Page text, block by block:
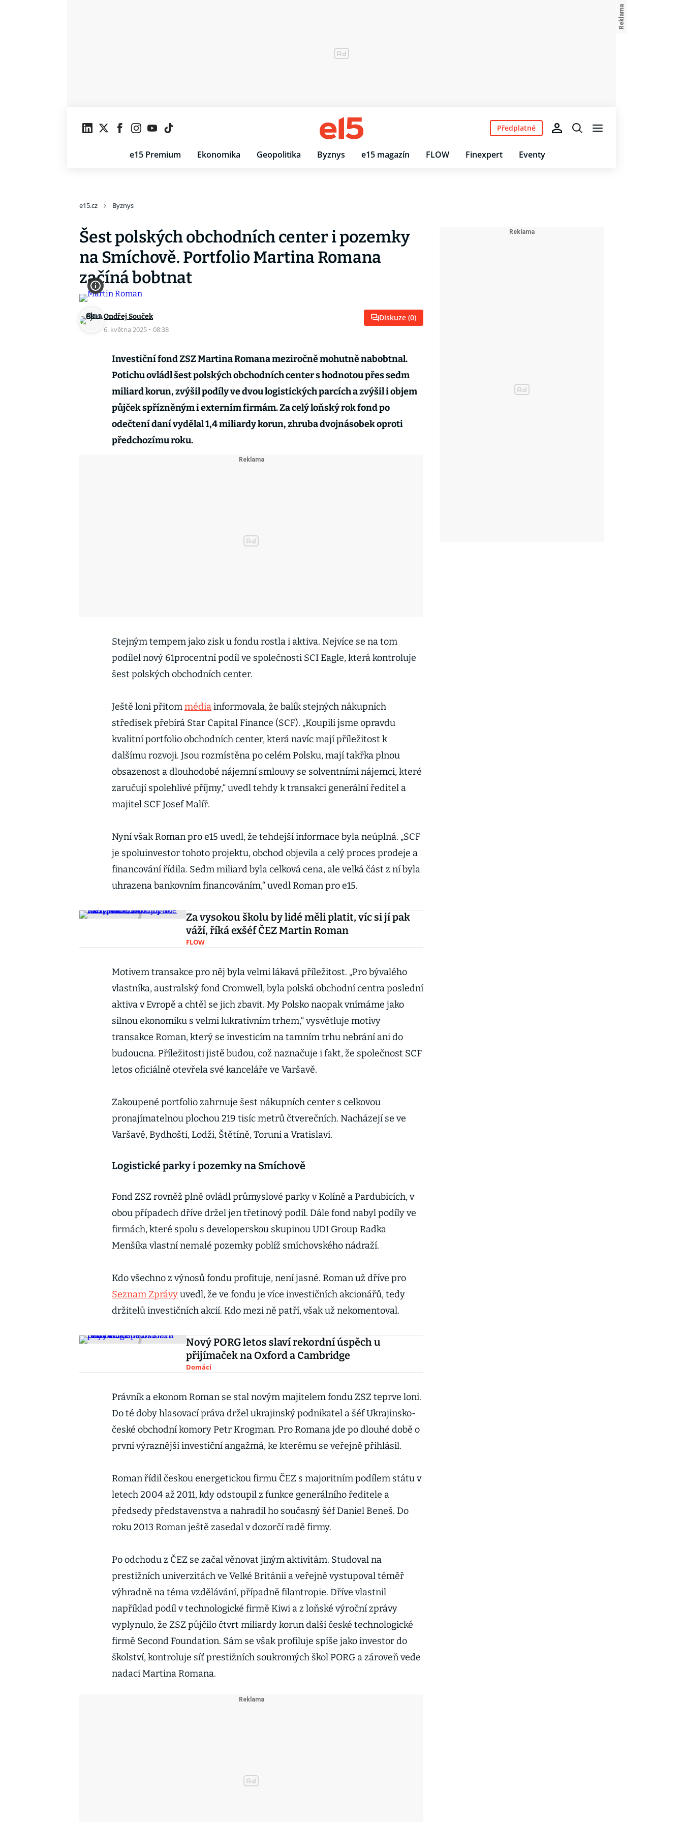
e15 Premium Ekonomika Geopolitika Byznys e15 magazín FLOW Finexpert Eventy
Předplatné
e15.cz Byznys
Šest polských obchodních center i pozemky
na Smíchově. Portfolio Martina Romana
začíná bobtnat
Ondřej Souček
6. května 2025 · 08:38
Diskuze (0)
Investiční fond ZSZ Martina Romana meziročně mohutně nabobtnal.
Potichu ovládl šest polských obchodních center s hodnotou přes sedm
miliard korun, zvýšil podíly ve dvou logistických parcích a zvýšil i objem
půjček spřízněným i externím firmám. Za celý loňský rok fond po
odečtení daní vydělal 1,4 miliardy korun, zhruba dvojnásobek oproti
předchozímu roku.
Stejným tempem jako zisk u fondu rostla i aktiva. Nejvíce se na tom
podílel nový 61procentní podíl ve společnosti SCI Eagle, která kontroluje
šest polských obchodních center.
Ještě loni přitommédiainformovala, že balík stejných nákupních
středisek přebírá Star Capital Finance (SCF). „Koupili jsme opravdu
kvalitní portfolio obchodních center, která navíc mají příležitost k
dalšímu rozvoji. Jsou rozmístěna po celém Polsku, mají takřka plnou
obsazenost a dlouhodobé nájemní smlouvy se solventními nájemci, které
zaručují spolehlivé příjmy,“ uvedl tehdy k transakci generální ředitel a
majitel SCF Josef Malíř.
Nyní však Roman pro e15 uvedl, že tehdejší informace byla neúplná. „SCF
je spoluinvestor tohoto projektu, obchod objevila a celý proces prodeje a
financování řídila. Sedm miliard byla celková cena, ale velká část z ní byla
uhrazena bankovním financováním,“ uvedl Roman pro e15.
Za vysokou školu by lidé měli platit, víc si jí pak
váží, říká exšéf ČEZ Martin Roman
FLOW
Motivem transakce pro něj byla velmi lákavá příležitost. „Pro bývalého
vlastníka, australský fond Cromwell, byla polská obchodní centra poslední
aktiva v Evropě a chtěl se jich zbavit. My Polsko naopak vnímáme jako
silnou ekonomiku s velmi lukrativním trhem,“ vysvětluje motivy
transakce Roman, který se investicím na tamním trhu nebrání ani do
budoucna. Příležitosti jistě budou, což naznačuje i fakt, že společnost SCF
letos oficiálně otevřela své kanceláře ve Varšavě.
Zakoupené portfolio zahrnuje šest nákupních center s celkovou
pronajímatelnou plochou 219 tisíc metrů čtverečních. Nacházejí se ve
Varšavě, Bydhošti, Lodži, Štětíně, Toruni a Vratislavi.
Logistické parky i pozemky na Smíchově
Fond ZSZ rovněž plně ovládl průmyslové parky v Kolíně a Pardubicích, v
obou případech dříve držel jen třetinový podíl. Dále fond nabyl podíly ve
firmách, které spolu s developerskou skupinou UDI Group Radka
Menšíka vlastní nemalé pozemky poblíž smíchovského nádraží.
Kdo všechno z výnosů fondu profituje, není jasné. Roman už dříve pro
Seznam Zprávyuvedl, že ve fondu je více investičních akcionářů, tedy
držitelů investičních akcií. Kdo mezi ně patří, však už nekomentoval.
Nový PORG letos slaví rekordní úspěch u
přijímaček na Oxford a Cambridge
Domácí
Právník a ekonom Roman se stal novým majitelem fondu ZSZ teprve loni.
Do té doby hlasovací práva držel ukrajinský podnikatel a šéf Ukrajinsko-
české obchodní komory Petr Krogman. Pro Romana jde po dlouhé době o
první výraznější investiční angažmá, ke kterému se veřejně přihlásil.
Roman řídil českou energetickou firmu ČEZ s majoritním podílem státu v
letech 2004 až 2011, kdy odstoupil z funkce generálního ředitele a
předsedy představenstva a nahradil ho současný šéf Daniel Beneš. Do
roku 2013 Roman ještě zasedal v dozorčí radě firmy.
Po odchodu z ČEZ se začal věnovat jiným aktivitám. Studoval na
prestižních univerzitách ve Velké Británii a veřejně vystupoval téměř
výhradně na téma vzdělávání, případně filantropie. Dříve vlastnil
například podíl v technologické firmě Kiwi a z loňské výroční zprávy
vyplynulo, že ZSZ půjčilo čtvrt miliardy korun další české technologické
firmě Second Foundation. Sám se však profiluje spíše jako investor do
školství, kontroluje síť prestižních soukromých škol PORG a zároveň vede
nadaci Martina Romana.